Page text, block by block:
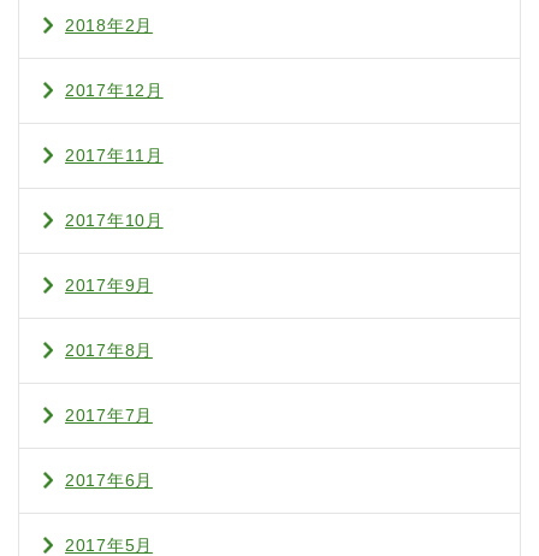
2018年2月
2017年12月
2017年11月
2017年10月
2017年9月
2017年8月
2017年7月
2017年6月
2017年5月